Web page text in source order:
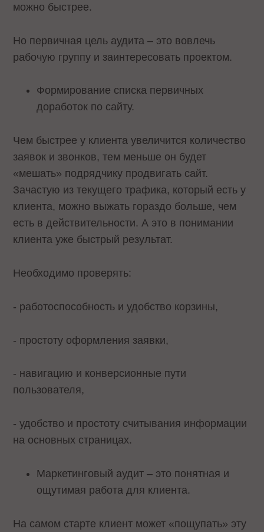
можно быстрее.
Но первичная цель аудита – это вовлечь
рабочую группу и заинтересовать проектом.
Формирование списка первичных
доработок по сайту.
Чем быстрее у клиента увеличится количество
заявок и звонков, тем меньше он будет
«мешать» подрядчику продвигать сайт.
Зачастую из текущего трафика, который есть у
клиента, можно выжать гораздо больше, чем
есть в действительности. А это в понимании
клиента уже быстрый результат.
Необходимо проверять:
- работоспособность и удобство корзины,
- простоту оформления заявки,
- навигацию и конверсионные пути
пользователя,
- удобство и простоту считывания информации
на основных страницах.
Маркетинговый аудит – это понятная и
ощутимая работа для клиента.
На самом старте клиент может «пощупать» эту